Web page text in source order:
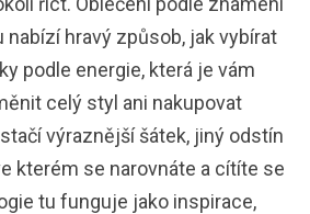
nabízí hravý způsob, jak vybírat
podle energie, která je vám
celý styl ani nakupovat
výraznější šátek, jiný odstín
kterém se narovnáte a cítíte se
tu funguje jako inspirace,